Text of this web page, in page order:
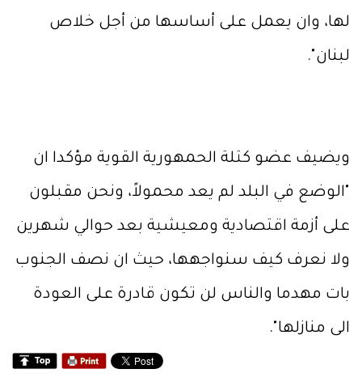
لها، وان يعمل على أساسها من أجل خلاص
لبنان".
ويضيف عضو كتلة الحمهورية القوية مؤكدا ان
"الوضع في البلد لم يعد محمولاً، ونحن مقبلون
على أزمة اقتصادية ومعيشية بعد حوالي شهرين
ولا نعرف كيف سنواجهها، حيث ان نصف الجنوب
بات مهدما والناس لن تكون قادرة على العودة
الى منازلها".